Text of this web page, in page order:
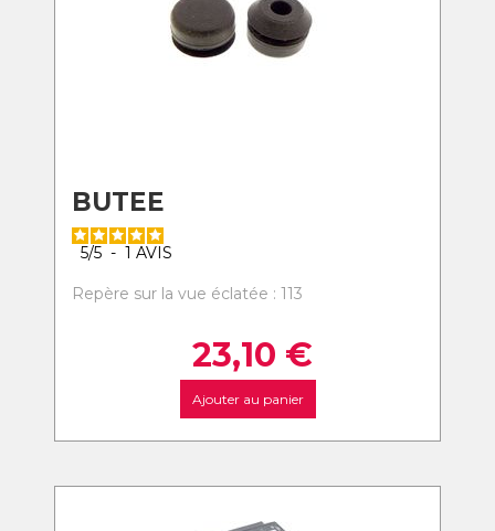
BUTEE
5/5 - 1 AVIS
Repère sur la vue éclatée : 113
23,10 €
Ajouter au panier